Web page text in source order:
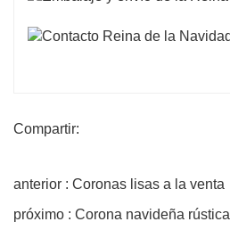
Compartir:
anterior : Coronas lisas a la venta
próximo : Corona navideña rústica